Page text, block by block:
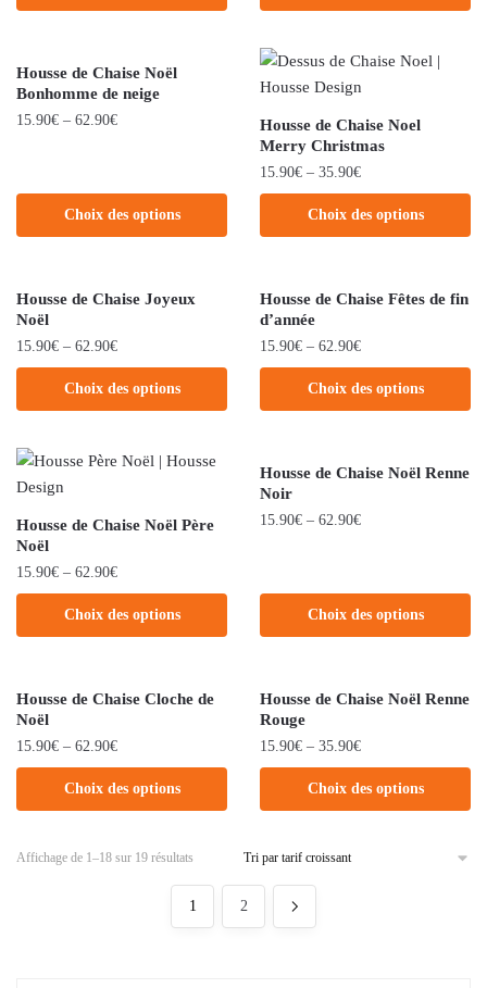
Housse de Chaise Noël
Bonhomme de neige
15.90€ – 62.90€
Choix des options
Housse de Chaise Noel
Merry Christmas
15.90€ – 35.90€
Choix des options
Housse de Chaise Joyeux
Noël
15.90€ – 62.90€
Choix des options
Housse de Chaise Fêtes de fin
d’année
15.90€ – 62.90€
Choix des options
Housse de Chaise Noël Père
Noël
15.90€ – 62.90€
Choix des options
Housse de Chaise Noël Renne
Noir
15.90€ – 62.90€
Choix des options
Housse de Chaise Cloche de
Noël
15.90€ – 62.90€
Choix des options
Housse de Chaise Noël Renne
Rouge
15.90€ – 35.90€
Choix des options
Affichage de 1–18 sur 19 résultats
1 2